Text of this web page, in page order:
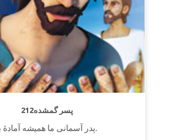
212پسر گمشده
پدر آسمانی ما همیشه آمادهٔ‌ بخشیدن است.